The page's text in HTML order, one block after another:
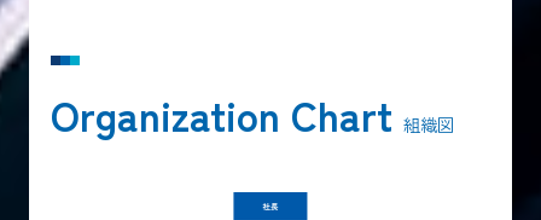
Organization Chart 組織図